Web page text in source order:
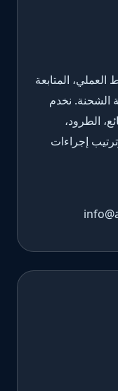
المتابعة
الشحنة. نخدم
الطرود،
إجراءات